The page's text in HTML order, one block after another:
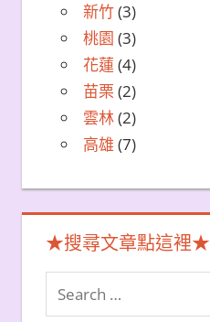
新竹(3)
桃園 (3)
花蓮 (4)
苗栗 (2)
雲林(2)
高雄 (7)
★搜尋文章點這裡★
Search
for: